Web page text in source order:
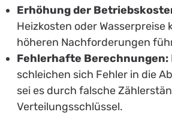
Erhöhung der
Heizkosten oder Wasserpreise
höheren Nachforderungen
Fehlerhafte Berechnungen:
schleichen sich Fehler in die
sei es durch falsche
Verteilungsschlüssel.